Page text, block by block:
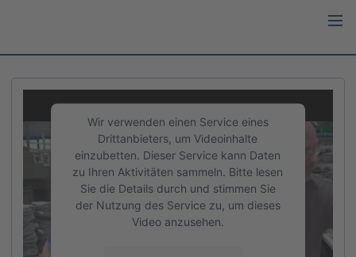
Wir verwenden einen Service eines
Drittanbieters, um Videoinhalte
einzubetten. Dieser Service kann Daten
zu Ihren Aktivitäten sammeln. Bitte lesen
Sie die Details durch und stimmen Sie
der Nutzung des Service zu, um dieses
Video anzusehen.